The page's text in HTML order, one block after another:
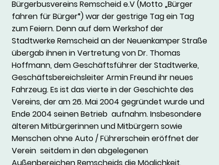
Bürgerbusvereins Remscheid e.V (Motto „Bürger
fahren für Bürger“) war der gestrige Tag ein Tag
zum Feiern. Denn auf dem Werkshof der
Stadtwerke Remscheid an der Neuenkamper Straße
übergab ihnen in Vertretung von Dr. Thomas
Hoffmann, dem Geschäftsführer der Stadtwerke,
Geschäftsbereichsleiter Armin Freund ihr neues
Fahrzeug. Es ist das vierte in der Geschichte des
Vereins, der am 26. Mai 2004 gegründet wurde und
Ende 2004 seinen Betrieb aufnahm. Insbesondere
älteren Mitbürgerinnen und Mitbürgern sowie
Menschen ohne Auto / Führerschein eröffnet der
Verein seitdem in den abgelegenen
Außenbereichen Remscheids die Möglichkeit,